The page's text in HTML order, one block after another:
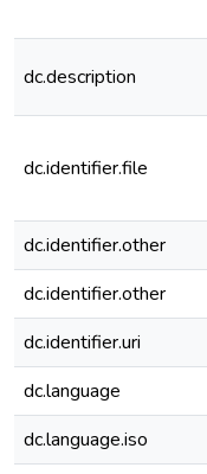
dc.description
dc.identifier.file
dc.identifier.other
dc.identifier.other
dc.identifier.uri
dc.language
dc.language.iso